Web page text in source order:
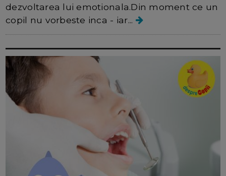
dezvoltarea lui emotionala.Din moment ce un
copil nu vorbeste inca - iar...